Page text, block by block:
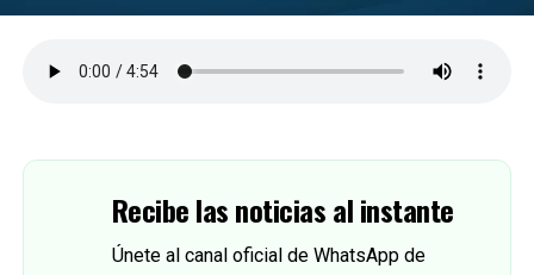
Recibe las noticias al instante
Únete al canal oficial de WhatsApp de